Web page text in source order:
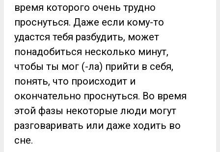
время которого очень трудно
проснуться. Даже если кому-то
удастся тебя разбудить, может
понадобиться несколько минут,
чтобы ты мог (-ла) прийти в себя,
понять, что происходит и
окончательно проснуться. Во время
этой фазы некоторые люди могут
разговаривать или даже ходить во
сне.